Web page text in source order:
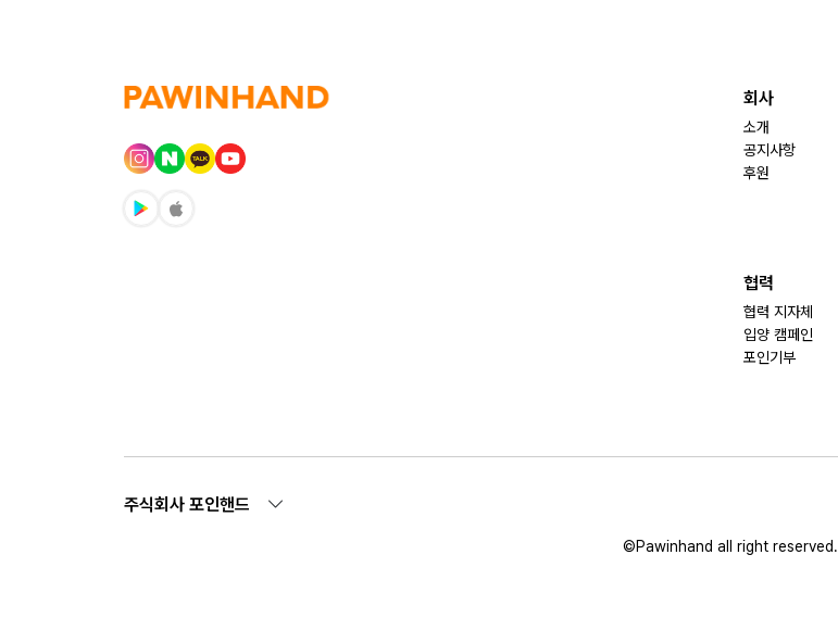
회사
소개
공지사항
후원
협력
협력 지자체
입양 캠페인
포인기부
주식회사 포인핸드
©Pawinhand all right reserved.